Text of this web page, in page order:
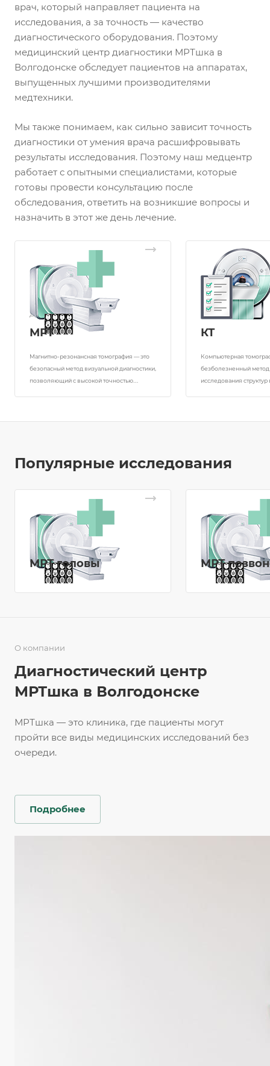
врач, который направляет пациента на
исследования, а за точность — качество
диагностического оборудования. Поэтому
медицинский центр диагностики МРТшка в
Волгодонске обследует пациентов на аппаратах,
выпущенных лучшими производителями
медтехники.
Мы также понимаем, как сильно зависит точность
диагностики от умения врача расшифровывать
результаты исследования. Поэтому наш медцентр
работает с опытными специалистами, которые
готовы провести консультацию после
обследования, ответить на возникшие вопросы и
назначить в этот же день лечение.
Диагностика
МРТ
Магнитно-резонансная томография — это
безопасный метод визуальной диагностики,
позволяющий с высокой точностью
Диагностика
КТ
Компьютерная
безболезненный
исследования
Популярные исследования
МРТ головы МРТ
О компании
Диагностический центр
МРТшка в Волгодонске
МРТшка — это клиника, где пациенты могут
пройти все виды медицинских исследований без
очереди.
Подробнее